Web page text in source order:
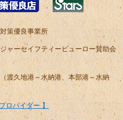
策優良事業所
ャーセイフティービューロー賛助会
渡久地港～水納港、本部港～水納
ロバイダー 】